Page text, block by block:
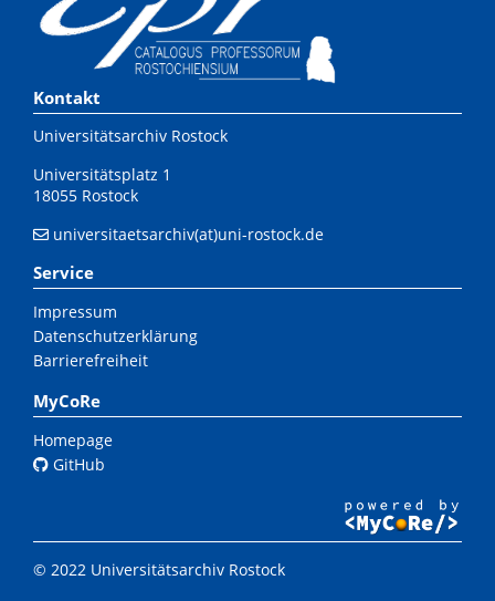
Kontakt
Universitätsarchiv Rostock
Universitätsplatz 1
18055 Rostock
universitaetsarchiv(at)uni-rostock.de
Service
Impressum
Datenschutzerklärung
Barrierefreiheit
MyCoRe
Homepage
GitHub
© 2022 Universitätsarchiv Rostock